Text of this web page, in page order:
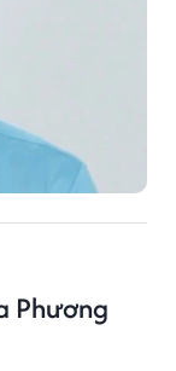
Phương